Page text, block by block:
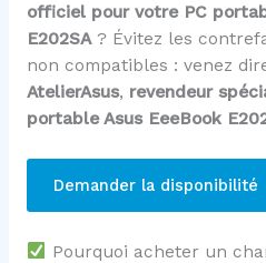
officiel pour votre PC
E202SA? Évitez les
non compatibles : venez
AtelierAsus, revendeur
portable Asus EeeBook
Demander la disponibilité
Pourquoi acheter un